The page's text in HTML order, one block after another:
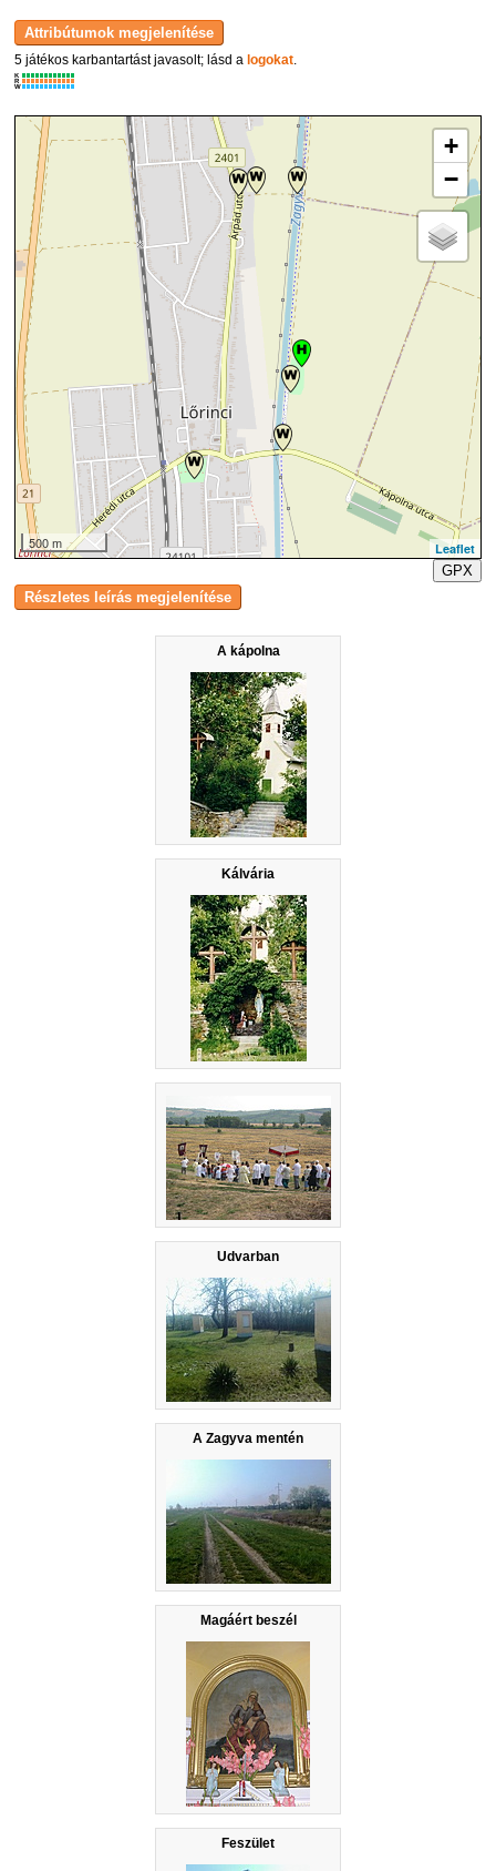
A kápolna
Kálvária
Udvarban
A Zagyva mentén
Magáért beszél
Feszület
5 játékos karbantartást javasolt; lásd a logokat.
K
R
W
+
−
500 m
Leaflet
GPX